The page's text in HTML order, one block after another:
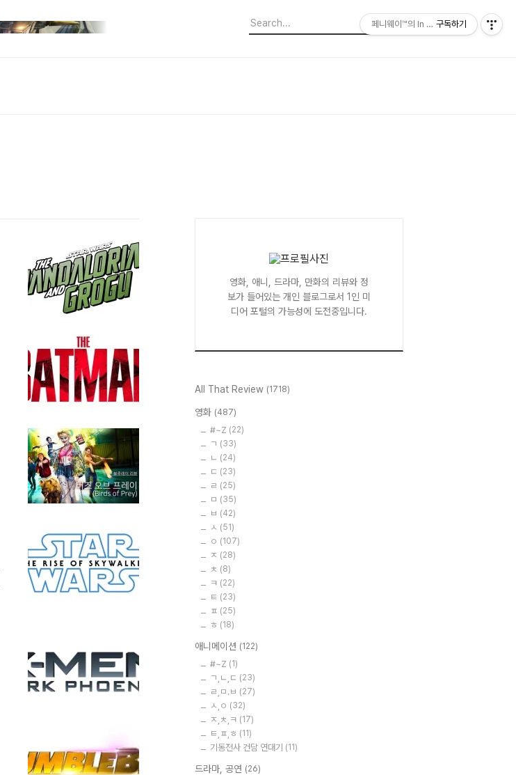
영화, 애니, 드라마, 만화의 리뷰와 정
보가 들어있는 개인 블로그로서 1인 미
디어 포털의 가능성에 도전중입니다.
All That Review (1718)
영화 (487)
#~Z (22)
ㄱ (33)
ㄴ (24)
ㄷ (23)
ㄹ (25)
ㅁ (35)
ㅂ (42)
ㅅ (51)
ㅇ (107)
ㅈ (28)
ㅊ (8)
ㅋ (22)
ㅌ (23)
ㅍ (25)
ㅎ (18)
애니메이션 (122)
#~Z (1)
ㄱ,ㄴ,ㄷ (23)
ㄹ,ㅁ.ㅂ (27)
ㅅ,ㅇ (32)
ㅈ,ㅊ,ㅋ (17)
ㅌ,ㅍ,ㅎ (11)
기동전사 건담 연대기 (11)
드라마, 공연 (26)
페니웨이™의 In This Film
구독하기